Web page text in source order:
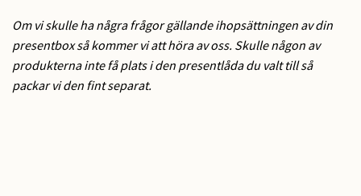
Om vi skulle ha några frågor gällande ihopsättningen av din
presentbox så kommer vi att höra av oss. Skulle någon av
produkterna inte få plats i den presentlåda du valt till så
packar vi den fint separat.